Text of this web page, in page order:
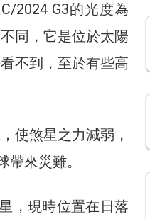
2024 G3的光度為
同，它是位於太陽
不到，至於有些高
使煞星之力減弱，
來災難。
，現時位置在日落